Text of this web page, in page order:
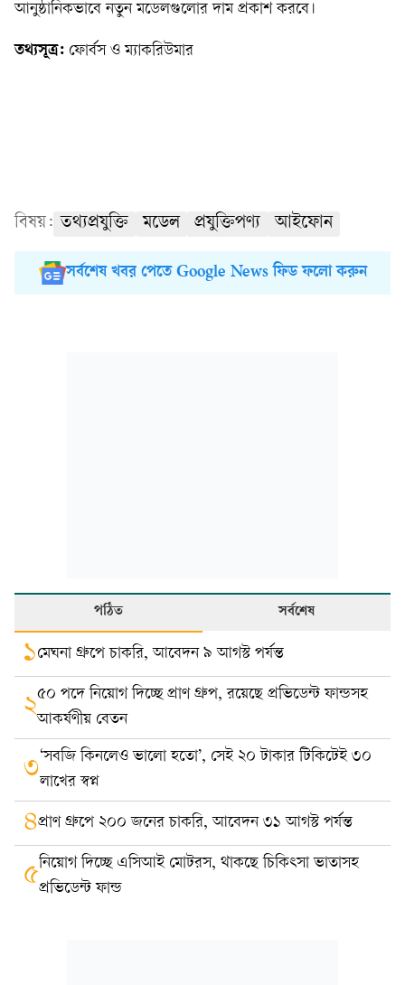
আনুষ্ঠানিকভাবে নতুন মডেলগুলোর দাম প্রকাশ করবে।
তথ্যসূত্র: ফোর্বস ও ম্যাকরিউমার
বিষয়: তথ্যপ্রযুক্তি মডেল প্রযুক্তিপণ্য আইফোন
সর্বশেষ খবর পেতে Google News ফিড ফলো করুন
পঠিত সর্বশেষ
১মেঘনা গ্রুপে চাকরি, আবেদন ৯ আগস্ট পর্যন্ত
২৫০ পদে নিয়োগ দিচ্ছে প্রাণ গ্রুপ, রয়েছে প্রভিডেন্ট ফান্ডসহ
আকর্ষণীয় বেতন
৩‘সবজি কিনলেও ভালো হতো’, সেই ২০ টাকার টিকিটেই ৩০
লাখের স্বপ্ন
৪প্রাণ গ্রুপে ২০০ জনের চাকরি, আবেদন ৩১ আগস্ট পর্যন্ত
৫নিয়োগ দিচ্ছে এসিআই মোটরস, থাকছে চিকিৎসা ভাতাসহ
প্রভিডেন্ট ফান্ড